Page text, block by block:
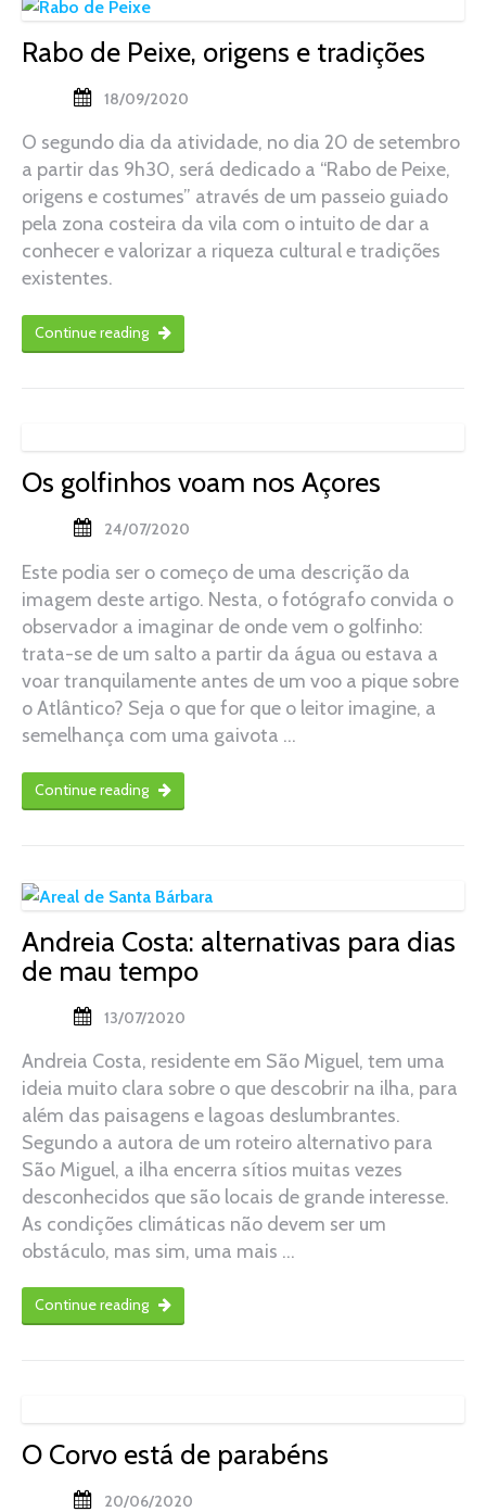
Rabo de Peixe, origens e tradições
18/09/2020
O segundo dia da atividade, no dia 20 de setembro
a partir das 9h30, será dedicado a “Rabo de Peixe,
origens e costumes” através de um passeio guiado
pela zona costeira da vila com o intuito de dar a
conhecer e valorizar a riqueza cultural e tradições
existentes.
Continue reading
Os golfinhos voam nos Açores
24/07/2020
Este podia ser o começo de uma descrição da
imagem deste artigo. Nesta, o fotógrafo convida o
observador a imaginar de onde vem o golfinho:
trata-se de um salto a partir da água ou estava a
voar tranquilamente antes de um voo a pique sobre
o Atlântico? Seja o que for que o leitor imagine, a
semelhança com uma gaivota …
Continue reading
Andreia Costa: alternativas para dias
de mau tempo
13/07/2020
Andreia Costa, residente em São Miguel, tem uma
ideia muito clara sobre o que descobrir na ilha, para
além das paisagens e lagoas deslumbrantes.
Segundo a autora de um roteiro alternativo para
São Miguel, a ilha encerra sítios muitas vezes
desconhecidos que são locais de grande interesse.
As condições climáticas não devem ser um
obstáculo, mas sim, uma mais …
Continue reading
O Corvo está de parabéns
20/06/2020